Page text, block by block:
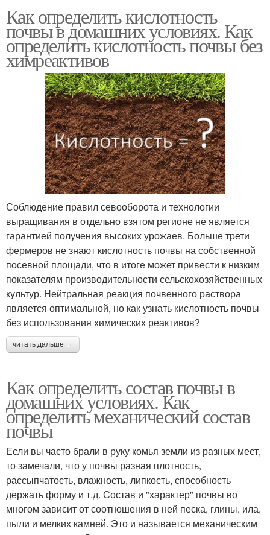
Кислая почва Щелочная почва
Нейтральная почва Плодородная почва
Почвы по растениям Почвы с помощью
Как определить кислотность
почвы в домашних условиях. Как
определить кислотность почвы без
химреактивов
Соблюдение правил севооборота и технологии
выращивания в отдельно взятом регионе не является
гарантией получения высоких урожаев. Больше трети
фермеров не знают кислотность почвы на собственной
посевной площади, что в итоге может привести к низким
показателям производительности сельскохозяйственных
культур. Нейтральная реакция почвенного раствора
является оптимальной, но как узнать кислотность почвы
без использования химических реактивов?
читать дальше →
Как определить состав почвы в
домашних условиях. Как
определить механический состав
почвы
Если вы часто брали в руку комья земли из разных мест,
то замечали, что у почвы разная плотность,
рассыпчатость, влажность, липкость, способность
держать форму и т.д. Состав и "характер" почвы во
многом зависит от соотношения в ней песка, глины, ила,
пыли и мелких камней. Это и называется механическим